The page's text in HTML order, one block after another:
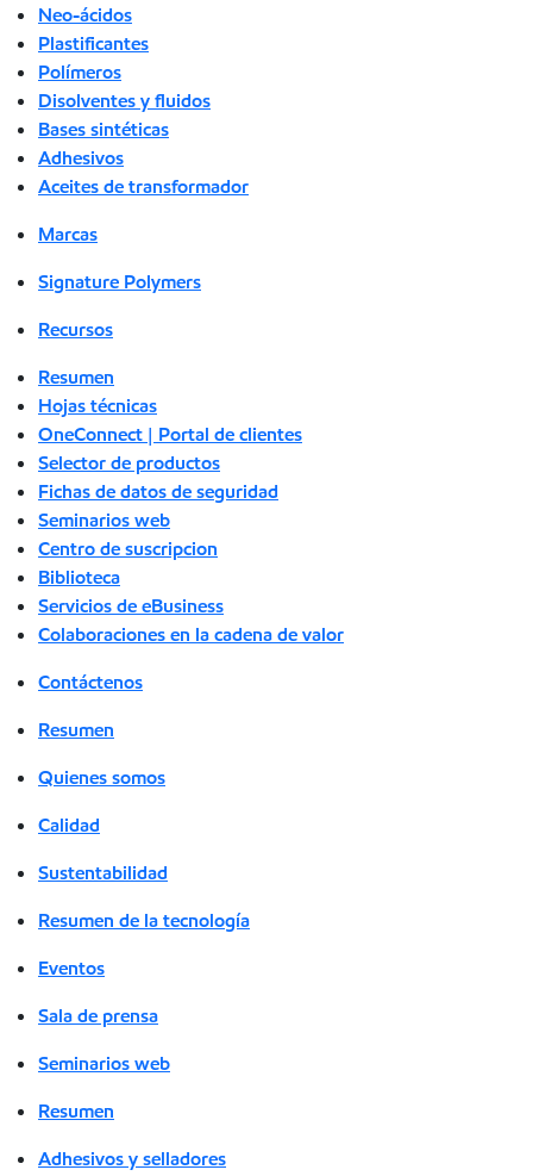
Neo-ácidos
Plastificantes
Polímeros
Disolventes y fluidos
Bases sintéticas
Adhesivos
Aceites de transformador
Marcas
Signature Polymers
Recursos
Resumen
Hojas técnicas
OneConnect | Portal de clientes
Selector de productos
Fichas de datos de seguridad
Seminarios web
Centro de suscripcion
Biblioteca
Servicios de eBusiness
Colaboraciones en la cadena de valor
Contáctenos
Resumen
Quienes somos
Calidad
Sustentabilidad
Resumen de la tecnología
Eventos
Sala de prensa
Seminarios web
Resumen
Adhesivos y selladores